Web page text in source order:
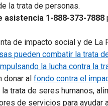
la trata de personas.
asistencia 1-888-373-7888
de impacto social y de La
pueden combatir la trata
la lucha contra la
donar al fondo contra el
trata de seres humanos,
de servicios para ayudar